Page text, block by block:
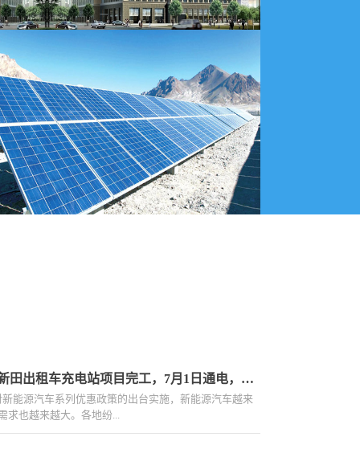
项目动态|龙华区新田出租车充电站项目完工，7月1日通电，近期可投入使用！
能源汽车系列优惠政策的出台实施，新能源汽车越来
求也越来越大。各地纷...